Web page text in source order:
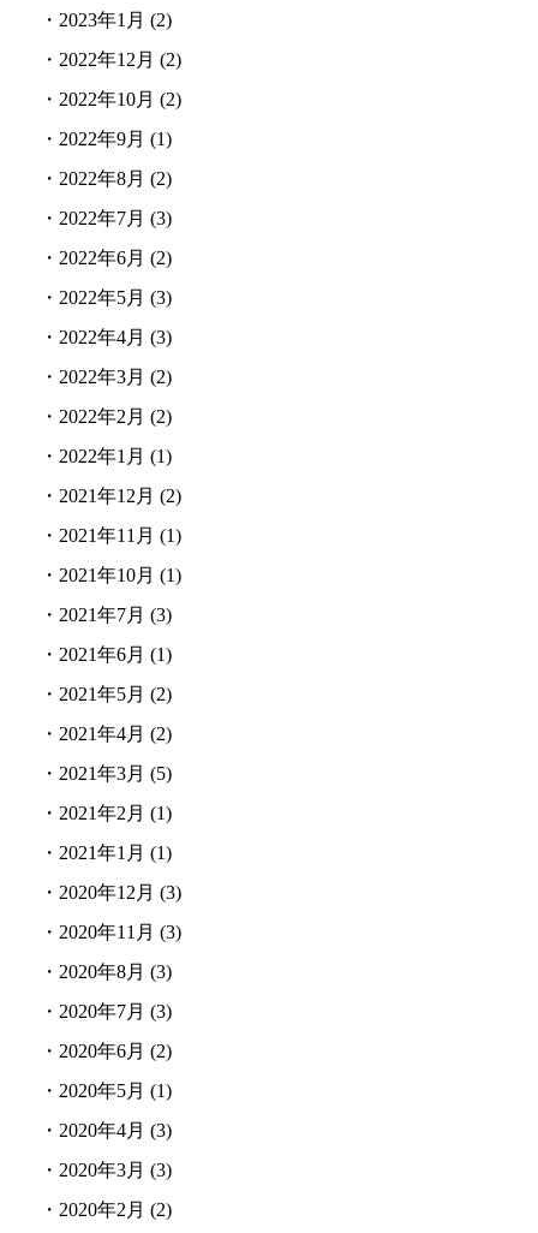
・2023年1月 (2)
・2022年12月 (2)
・2022年10月 (2)
・2022年9月 (1)
・2022年8月 (2)
・2022年7月 (3)
・2022年6月 (2)
・2022年5月 (3)
・2022年4月 (3)
・2022年3月 (2)
・2022年2月 (2)
・2022年1月 (1)
・2021年12月 (2)
・2021年11月 (1)
・2021年10月 (1)
・2021年7月 (3)
・2021年6月 (1)
・2021年5月 (2)
・2021年4月 (2)
・2021年3月 (5)
・2021年2月 (1)
・2021年1月 (1)
・2020年12月 (3)
・2020年11月 (3)
・2020年8月 (3)
・2020年7月 (3)
・2020年6月 (2)
・2020年5月 (1)
・2020年4月 (3)
・2020年3月 (3)
・2020年2月 (2)